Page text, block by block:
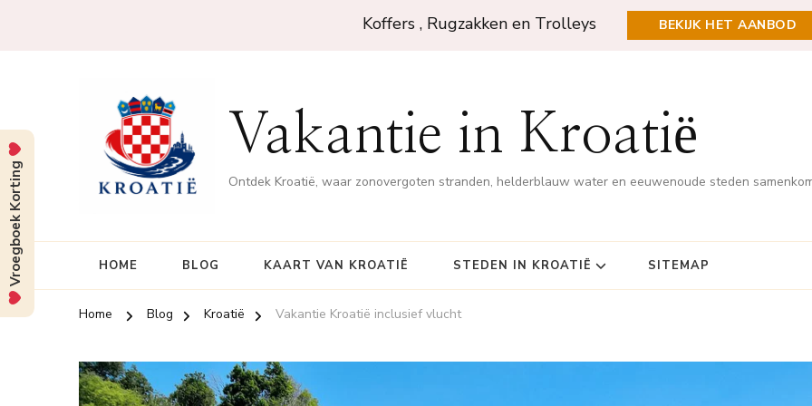
Koffers , Rugzakken en Trolleys BEKIJK HET AANBOD
Vakantie in Kroatië
Ontdek Kroatië, waar zonovergoten stranden, helderblauw water en eeuwenoude steden
HOME BLOG KAART VAN KROATIË STEDEN IN KROATIË SITEMAP
Home Blog Kroatië Vakantie Kroatië inclusief vlucht
Vroegboek Korting